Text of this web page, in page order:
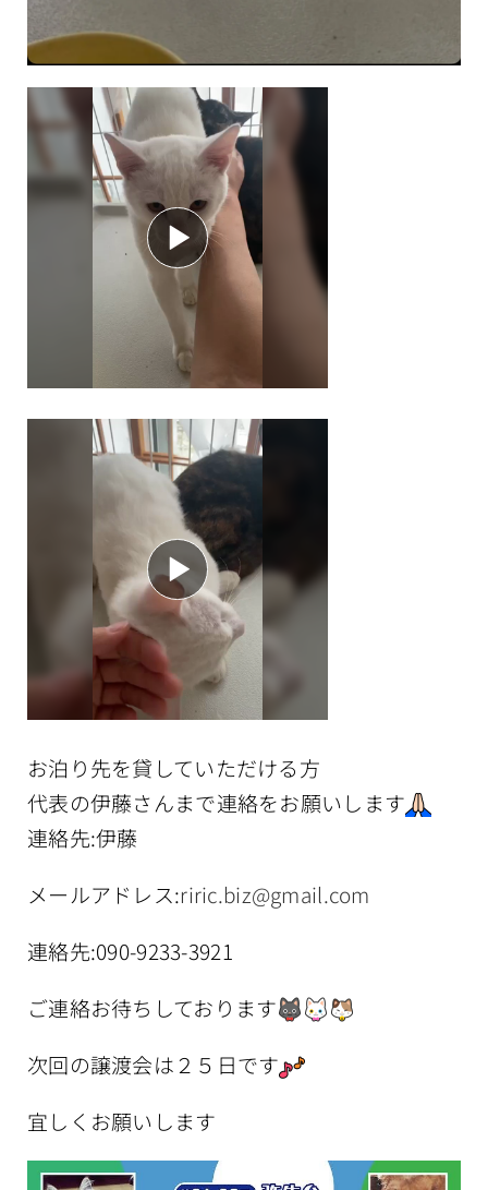
お泊り先を貸していただける方
代表の伊藤さんまで連絡をお願いします
連絡先:伊藤
メールアドレス:riric.biz@gmail.com
連絡先:090-9233-3921
ご連絡お待ちしております
次回の譲渡会は２５日です
宜しくお願いします